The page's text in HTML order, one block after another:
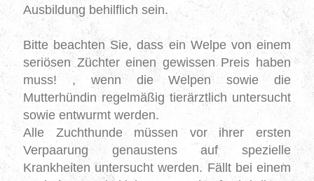
Ausbildung behilflich sein.
Bitte beachten Sie, dass ein Welpe von einem
seriösen Züchter einen gewissen Preis haben
muss! , wenn die Welpen sowie die
Mutterhündin regelmäßig tierärztlich untersucht
sowie entwurmt werden.
Alle Zuchthunde müssen vor ihrer ersten
Verpaarung genaustens auf spezielle
Krankheiten untersucht werden. Fällt bei einem